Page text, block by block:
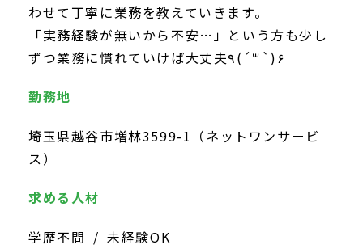
わせて丁寧に業務を教えていきます。
「実務経験が無いから不安…」という方も少し
ずつ業務に慣れていけば大丈夫٩(´꒳`)۶
勤務地
埼玉県越谷市増林3599-1（ネットワンサービ
ス）
求める人材
学歴不問 / 未経験OK